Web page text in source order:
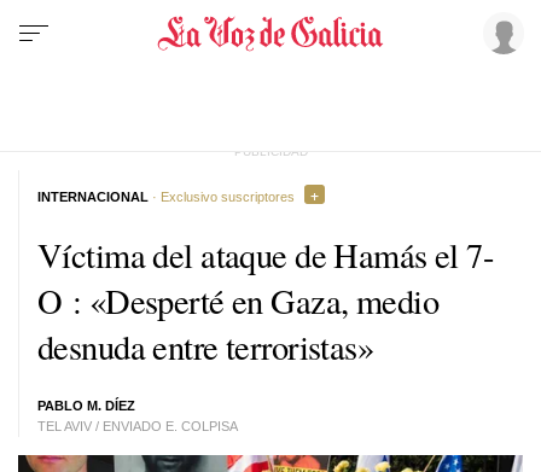
Víctima del ataque de Hamás el 7-
O : «Desperté en Gaza, medio
desnuda entre terroristas»
PABLO M. DÍEZ
TEL AVIV / ENVIADO E. COLPISA
INTERNACIONAL · Exclusivo suscriptores